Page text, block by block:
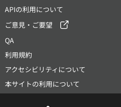
APIの利用について
ご意見・ご要望
QA
利用規約
アクセシビリティについて
本サイトの利用について